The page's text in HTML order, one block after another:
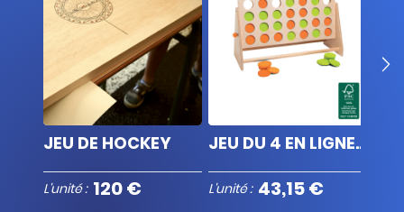
JEU DE HOCKEY
L'unité : 120 €
JEU DU 4 EN LIGNE GÉANT EN BOIS
L'unité : 43,15 €